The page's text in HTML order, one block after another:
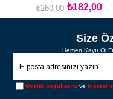
₺182,00
₺260,00
SEPETE EKLE
Size
Hemen Kayıt Ol
Üyelik koşullarını vekişisel